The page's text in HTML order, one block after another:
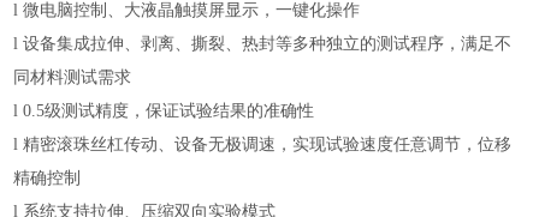
l微电脑控制、 大液晶触摸屏显示，一键化操作
l设备集成拉伸、剥离、撕裂、热封等多种独立的测试程序，满足不
同材料测试需求
l0.5级测试精度，保证试验结果的准确性
l精密滚珠丝杠传动、设备无极调速，实现试验速度任意调节，位移
精确控制
l 系统支持拉伸、压缩双向实验模式